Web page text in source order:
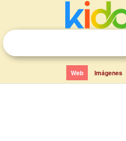
Web Imágenes